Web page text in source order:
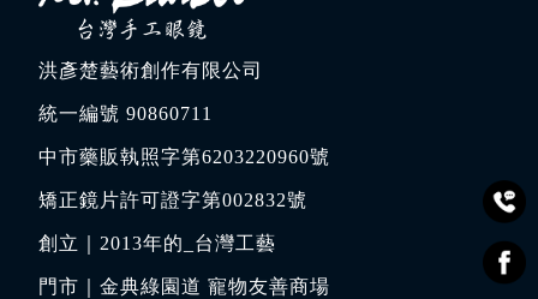
洪彥楚藝術創作有限公司
統一編號 90860711
中市藥販執照字第6203220960號
矯正鏡片許可證字第002832號
創立｜2013年的_台灣工藝
門市｜金典綠園道 寵物友善商場